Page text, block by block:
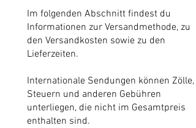
Im folgenden Abschnitt findest du
Informationen zur Versandmethode, zu
den Versandkosten sowie zu den
Lieferzeiten.
Internationale Sendungen können Zölle,
Steuern und anderen Gebühren
unterliegen, die nicht im Gesamtpreis
enthalten sind.